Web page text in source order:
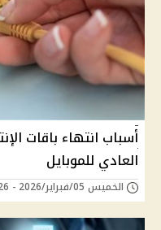
أسباب انتهاء باقات
العادي للموبايل
الخميس 05/فبراير/2026 - 06:26 م